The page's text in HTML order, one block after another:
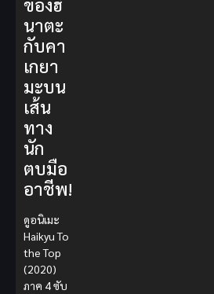
ของฮิ
นาตะ
กับคา
เกยา
มะบน
เส้น
ทาง
นัก
ตบมือ
อาชีพ!
ดูอนิเมะ
Haikyu To
the Top
(2020)
ภาค 4 ซับ